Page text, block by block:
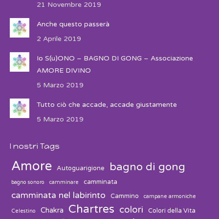
21 Novembre 2019
Anche questo passerà
2 Aprile 2019
Io S(u)ONO – BAGNO DI GONG – Associazione
AMORE DIVINO
5 Marzo 2019
Tutto ciò che accade, accade giustamente
5 Marzo 2019
I nostri Tags
Amore Autoguarigione bagno di gong
bagno sonoro camminare camminata
camminata nel labirinto Cammino campane armoniche
Celestino Chakra Chartres colori Colori della Vita